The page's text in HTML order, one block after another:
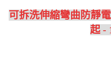
可拆洗伸縮彎曲防靜
起 -